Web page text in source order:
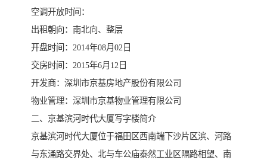
空调开放时间：
出租朝向：南北向、整层
开盘时间：2014年08月02日
交房时间：2015年6月12日
开发商：深圳市京基房地产股份有限公司
物业管理：深圳市京基物业管理有限公司
二、京基滨河时代大厦写字楼简介
京基滨河时代大厦位于福田区西南端下沙片区滨、河路
与东涌路交界处、北与车公庙泰然工业区隔路相望、南